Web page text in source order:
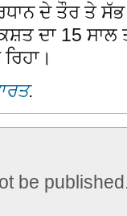
ਦੇ ਤੌਰ ਤੇ
ਦਾ 15 ਸਾਲ
.
be